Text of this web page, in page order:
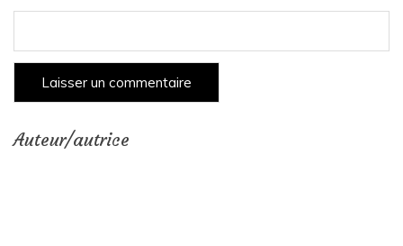
Auteur/autrice